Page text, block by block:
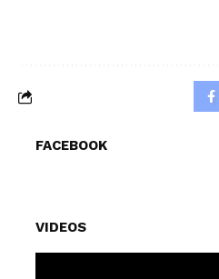
FACEBOOK
VIDEOS